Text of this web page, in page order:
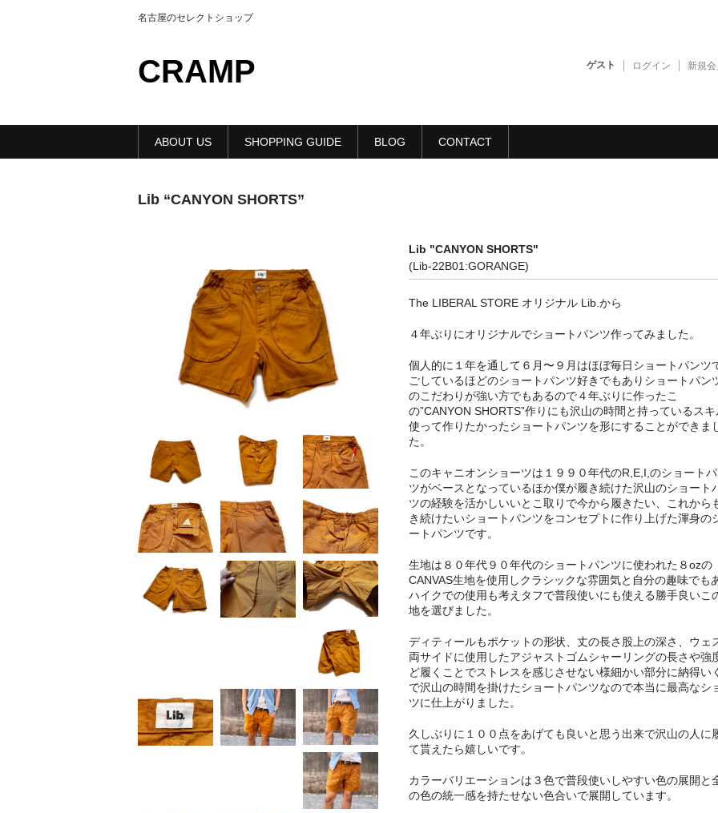
名古屋のセレクトショップ
CRAMP ゲスト ログイン 新規
ABOUT US SHOPPING GUIDE BLOG CONTACT
Lib “CANYON SHORTS”
Lib "CANYON SHORTS"
(Lib-22B01:GORANGE)
The LIBERAL STORE オリジナル Lib.から
４年ぶりにオリジナルでショートパンツ作ってみました。
個人的に１年を通して６月〜９月はほぼ毎日ショートパンツ
ごしているほどのショートパンツ好きでもありショートパン
のこだわりが強い方でもあるので４年ぶりに作ったこ
の”CANYON SHORTS”作りにも沢山の時間と持っているスキ
使って作りたかったショートパンツを形にすることができま
た。
このキャニオンショーツは１９９０年代のR,E,I,のショート
ツがベースとなっているほか僕が履き続けた沢山のショート
ツの経験を活かしいいとこ取りで今から履きたい、これから
き続けたいショートパンツをコンセプトに作り上げた渾身の
ートパンツです。
生地は８０年代９０年代のショートパンツに使われた８ozの
CANVAS生地を使用しクラシックな雰囲気と自分の趣味でも
ハイクでの使用も考えタフで普段使いにも使える勝手良いこ
地を選びました。
ディティールもポケットの形状、丈の長さ股上の深さ、ウェ
両サイドに使用したアジャストゴムシャーリングの長さや強
ど履くことでストレスを感じさせない様細かい部分に納得い
で沢山の時間を掛けたショートパンツなので本当に最高なシ
ツに仕上がりました。
久しぶりに１００点をあげても良いと思う出来で沢山の人に
て貰えたら嬉しいです。
カラーバリエーションは３色で普段使いしやすい色の展開と
の色の統一感を持たせない色合いで展開しています。